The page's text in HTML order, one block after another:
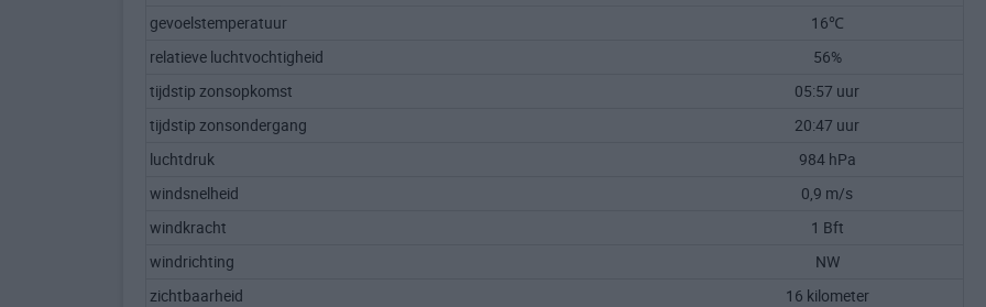
gevoelstemperatuur
16℃
relatieve luchtvochtigheid
56%
tijdstip zonsopkomst
05:57 uur
tijdstip zonsondergang
20:47 uur
luchtdruk
984 hPa
windsnelheid
0,9 m/s
windkracht
1 Bft
windrichting
NW
zichtbaarheid
16 kilometer